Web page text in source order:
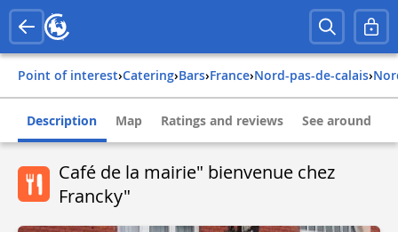
Point of interest› Catering› Bars› france› nord-pas-de-calais›
Description Map Ratings and reviews See around
Café de la mairie" bienvenue chez
Francky"